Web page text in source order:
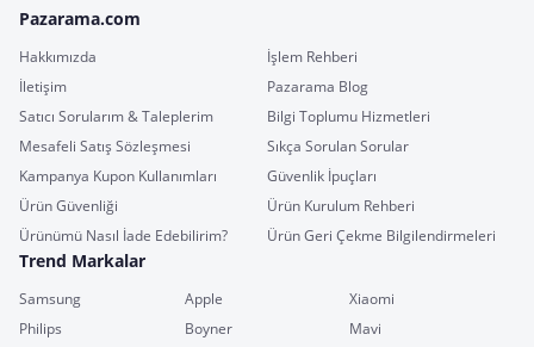
Pazarama.com
Hakkımızda
İşlem Rehberi
İletişim
Pazarama Blog
Satıcı Sorularım & Taleplerim
Bilgi Toplumu Hizmetleri
Mesafeli Satış Sözleşmesi
Sıkça Sorulan Sorular
Kampanya Kupon Kullanımları
Güvenlik İpuçları
Ürün Güvenliği
Ürün Kurulum Rehberi
Ürünümü Nasıl İade Edebilirim?
Ürün Geri Çekme Bilgilendirmeleri
Trend Markalar
Samsung Apple
Xiaomi
Philips
Boyner
Mavi